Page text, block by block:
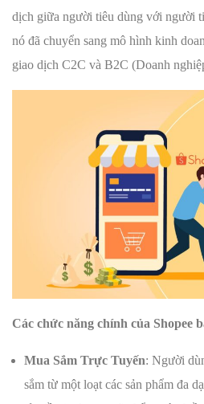
dịch giữa người tiêu dùng với người
nó đã chuyển sang mô hình kinh
giao dịch C2C và B2C (Doanh
Các chức năng chính của Shopee
Mua Sắm Trực Tuyến: Người
sắm từ một loạt các sản phẩm đa